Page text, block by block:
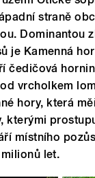
straně
Dominantou
je Kamenná
čedičová
vrcholkem
hory, která
kterými
místního
let.